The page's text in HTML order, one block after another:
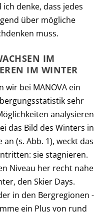
denke, dass jedes
über mögliche
muss.
IM
IM WINTER
wir bei MANOVA ein
sehr
analysieren
das Bild des Winters in
(s. Abb. 1), weckt das
sie stagnieren.
Niveau her recht nahe
den Skier Days.
in den Bergregionen
ein Plus von rund